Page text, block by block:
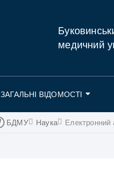
медичний
ЗАГАЛЬНІ ВІДОМОСТІ
БДМУ Наука Електронний